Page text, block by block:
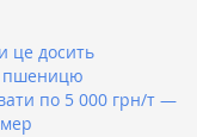
це досить
пшеницю
по 5 000 грн/т —